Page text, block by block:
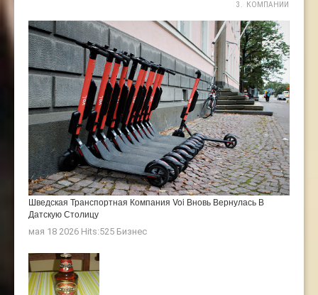
КОМПАНИИ
Шведская Транспортная Компания Voi Вновь Вернулась В
Датскую Столицу
мая 18 2026 Hits:525 Бизнес